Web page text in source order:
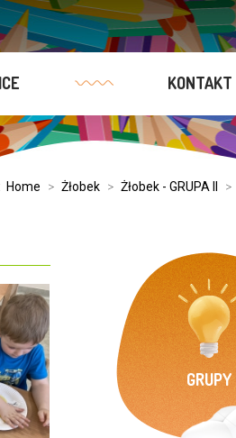
KONTAKT
Home > Żłobek > Żłobek - GRUPA II >
GRUPY